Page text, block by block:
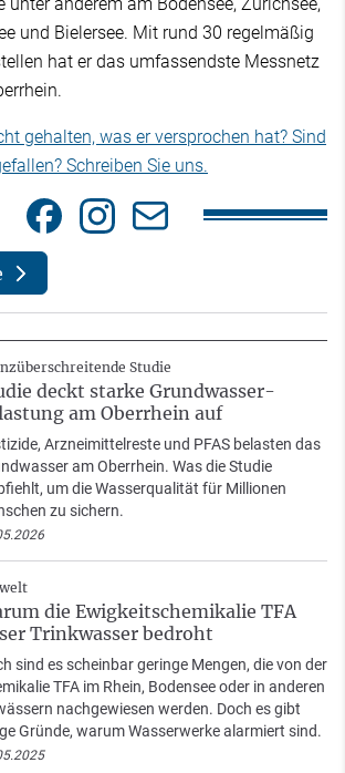
unter anderem am Bodensee, Zürichsee,
und Bielersee. Mit rund 30 regelmäßig
hat er das umfassendste Messnetz
gehalten, was er versprochen hat? Sind
Schreiben Sie uns.
Studie
deckt starke Grundwasser-
am Oberrhein auf
Arzneimittelreste und PFAS belasten das
am Oberrhein. Was die Studie
um die Wasserqualität für Millionen
zu sichern.
die Ewigkeitschemikalie TFA
Trinkwasser bedroht
sind es scheinbar geringe Mengen, die von der
TFA im Rhein, Bodensee oder in anderen
nachgewiesen werden. Doch es gibt
Gründe, warum Wasserwerke alarmiert sind.